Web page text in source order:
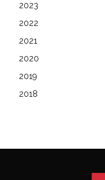
2023
2022
2021
2020
2019
2018